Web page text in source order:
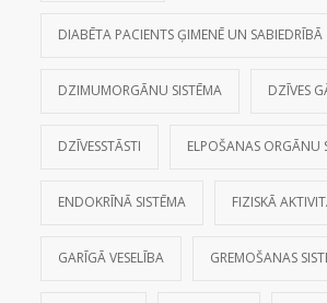
DIABĒTA PACIENTS ĢIMENĒ UN SABIEDRĪBĀ
DZIMUMORGĀNU SISTĒMA DZĪVES
DZĪVESSTĀSTI ELPOŠANAS ORGĀNU
ENDOKRĪNĀ SISTĒMA FIZISKĀ
GARĪGĀ VESELĪBA GREMOŠANAS